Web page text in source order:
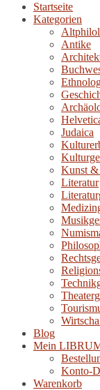
Startseite
Kategorien
Antike
Judaica
Kunst &
Literatur
Blog
Mein
Konto-
Warenkorb